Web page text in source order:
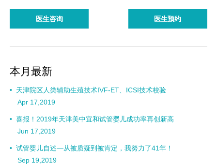
医生咨询 医生预约
本月最新
• 天津院区人类辅助生殖技术IVF-ET、ICSI技术校验
Apr 17,2019
•喜报！2019年天津美中宜和试管婴儿成功率再创新高
Jun 17,2019
•试管婴儿自述—从被质疑到被肯定，我努力了41年！
Sep 19,2019